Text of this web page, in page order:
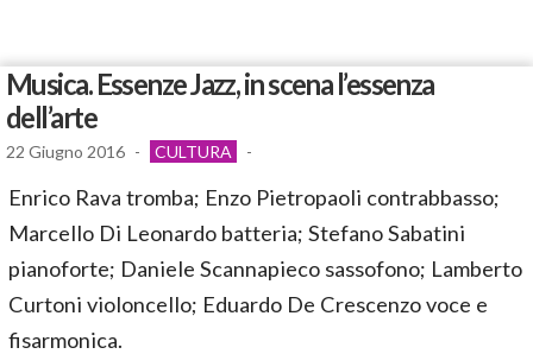
Musica. Essenze Jazz, in scena l’essenza
dell’arte
22 Giugno 2016 - CULTURA -
Enrico Rava tromba; Enzo Pietropaoli contrabbasso;
Marcello Di Leonardo batteria; Stefano Sabatini
pianoforte; Daniele Scannapieco sassofono; Lamberto
Curtoni violoncello; Eduardo De Crescenzo voce e
fisarmonica.